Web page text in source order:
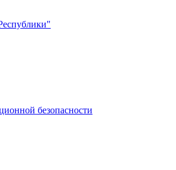
безопасности